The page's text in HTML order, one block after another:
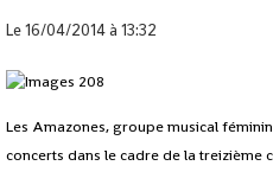
Le 16/04/2014à 13:32
Les Amazones, groupe musical
concerts dans le cadre de la